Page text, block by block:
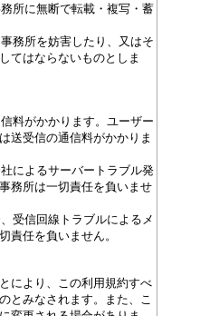
所に無断で転載・複写・蓄
務所を妨害したり、又はそ
てはならないものとしま
料がかかります。ユーザー
送受信の通信料がかかりま
によるサーバートラブル発
務所は一切責任を負いませ
受信回線トラブルによるメ
責任を負いません。
により、この利用規約すべ
とみなされます。また、こ